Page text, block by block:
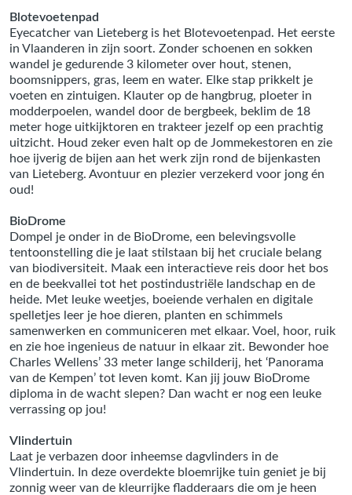
Blotevoetenpad
Eyecatcher van Lieteberg is het Blotevoetenpad. Het eerste
in Vlaanderen in zijn soort. Zonder schoenen en sokken
wandel je gedurende 3 kilometer over hout, stenen,
boomsnippers, gras, leem en water. Elke stap prikkelt je
voeten en zintuigen. Klauter op de hangbrug, ploeter in
modderpoelen, wandel door de bergbeek, beklim de 18
meter hoge uitkijktoren en trakteer jezelf op een prachtig
uitzicht. Houd zeker even halt op de Jommekestoren en zie
hoe ijverig de bijen aan het werk zijn rond de bijenkasten
van Lieteberg. Avontuur en plezier verzekerd voor jong én
oud!
BioDrome
Dompel je onder in de BioDrome, een belevingsvolle
tentoonstelling die je laat stilstaan bij het cruciale belang
van biodiversiteit. Maak een interactieve reis door het bos
en de beekvallei tot het postindustriële landschap en de
heide. Met leuke weetjes, boeiende verhalen en digitale
spelletjes leer je hoe dieren, planten en schimmels
samenwerken en communiceren met elkaar. Voel, hoor, ruik
en zie hoe ingenieus de natuur in elkaar zit. Bewonder hoe
Charles Wellens’ 33 meter lange schilderij, het ‘Panorama
van de Kempen’ tot leven komt. Kan jij jouw BioDrome
diploma in de wacht slepen? Dan wacht er nog een leuke
verrassing op jou!
Vlindertuin
Laat je verbazen door inheemse dagvlinders in de
Vlindertuin. In deze overdekte bloemrijke tuin geniet je bij
zonnig weer van de kleurrijke fladderaars die om je heen